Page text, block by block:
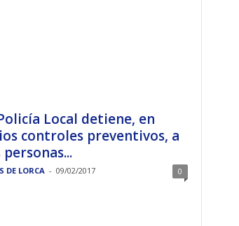
Local detiene, en
controles preventivos, a
personas...
DE LORCA - 09/02/2017 0